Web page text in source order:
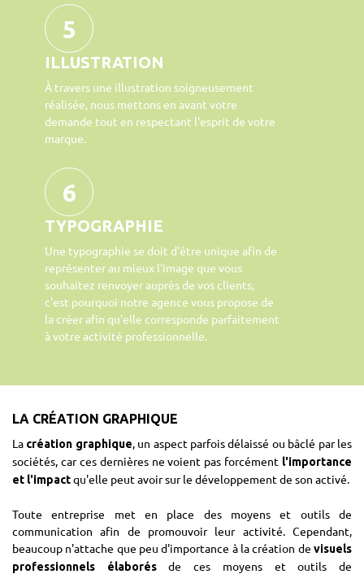
5
ILLUSTRATION
À travers une illustration soigneusement
réalisée, nous mettons en avant votre
demande tout en respectant l'esprit de votre
marque.
6
TYPOGRAPHIE
Une typographie se doit d'être unique afin de
représenter au mieux l'image que vous
souhaitez renvoyer auprès de vos clients,
c'est pourquoi notre agence vous propose de
la créer afin qu'elle corresponde parfaitement
à votre activité professionnelle.
LA CRÉATION GRAPHIQUE
La création graphique, un aspect parfois délaissé ou bâclé par les
sociétés, car ces dernières ne voient pas forcément l'importance
et l'impactqu'elle peut avoir sur le développement de son activé.
Toute entreprise met en place des moyens et outils de
communication afin de promouvoir leur activité. Cependant,
beaucoup n'attache que peu d'importance à la création de visuels
professionnels élaborésde ces moyens et outils de